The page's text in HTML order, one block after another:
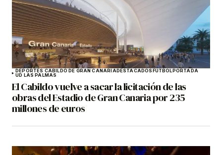
DEPORTES CABILDO DE GRAN CANARIADESTACADOSFÚTBOLPORTADA
UD LAS PALMAS
El Cabildo vuelve a sacar la licitación de las
obras del Estadio de Gran Canaria por 235
millones de euros